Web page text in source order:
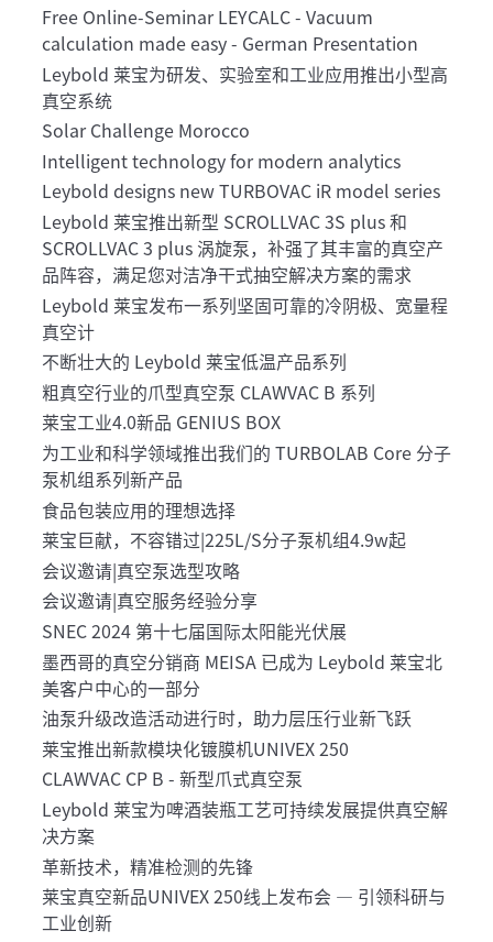
Free Online-Seminar LEYCALC - Vacuum
calculation made easy - German Presentation
Leybold 莱宝为研发、实验室和工业应用推出小型高
真空系统
Solar Challenge Morocco
Intelligent technology for modern analytics
Leybold designs new TURBOVAC iR model series
Leybold 莱宝推出新型 SCROLLVAC 3S plus 和
SCROLLVAC 3 plus 涡旋泵，补强了其丰富的真空产
品阵容，满足您对洁净干式抽空解决方案的需求
Leybold 莱宝发布一系列坚固可靠的冷阴极、宽量程
真空计
不断壮大的 Leybold 莱宝低温产品系列
粗真空行业的爪型真空泵 CLAWVAC B 系列
莱宝工业4.0新品 GENIUS BOX
为工业和科学领域推出我们的 TURBOLAB Core 分子
泵机组系列新产品
食品包装应用的理想选择
莱宝巨献，不容错过|225L/S分子泵机组4.9w起
会议邀请|真空泵选型攻略
会议邀请|真空服务经验分享
SNEC 2024 第十七届国际太阳能光伏展
墨西哥的真空分销商 MEISA 已成为 Leybold 莱宝北
美客户中心的一部分
油泵升级改造活动进行时，助力层压行业新飞跃
莱宝推出新款模块化镀膜机UNIVEX 250
CLAWVAC CP B - 新型爪式真空泵
Leybold 莱宝为啤酒装瓶工艺可持续发展提供真空解
决方案
革新技术，精准检测的先锋
莱宝真空新品UNIVEX 250线上发布会 — 引领科研与
工业创新